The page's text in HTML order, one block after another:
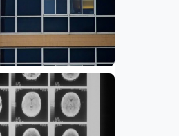
AI bantu
didahulukan